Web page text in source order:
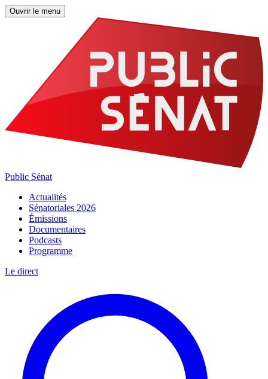
Ouvrir le menu
Public Sénat
Actualités
Sénatoriales 2026
Émissions
Documentaires
Podcasts
Programme
Le direct